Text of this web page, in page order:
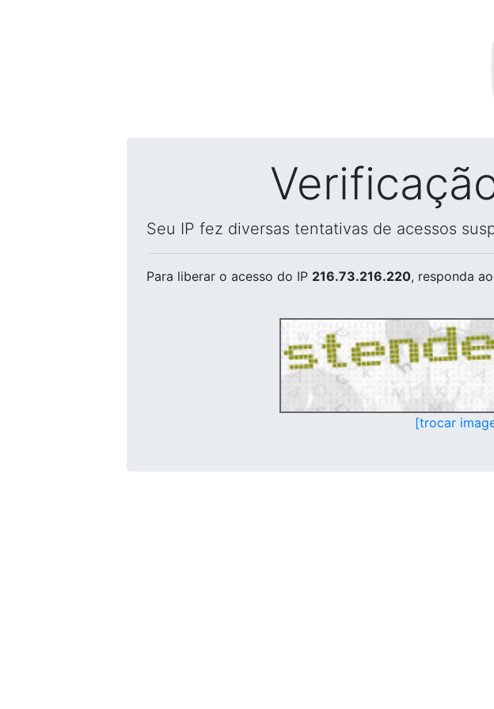
Seu IP fez diversas tentativas de acessos
Para liberar o acesso do IP 216.73.216.220, responda
[trocar